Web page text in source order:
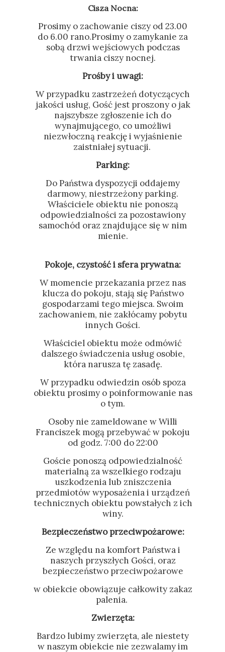
Cisza Nocna:
Prosimy o zachowanie ciszy od 23.00
do 6.00 rano.Prosimy o zamykanie za
sobą drzwi wejściowych podczas
trwania ciszy nocnej.
Prośby i uwagi:
W przypadku zastrzeżeń dotyczących
jakości usług, Gość jest proszony o jak
najszybsze zgłoszenie ich do
wynajmującego, co umożliwi
niezwłoczną reakcję i wyjaśnienie
zaistniałej sytuacji.
Parking:
Do Państwa dyspozycji oddajemy
darmowy, niestrzeżony parking.
Właściciele obiektu nie ponoszą
odpowiedzialności za pozostawiony
samochód oraz znajdujące się w nim
mienie.
Pokoje, czystość i sfera prywatna:
W momencie przekazania przez nas
klucza do pokoju, stają się Państwo
gospodarzami tego miejsca. Swoim
zachowaniem, nie zakłócamy pobytu
innych Gości.
Właściciel obiektu może odmówić
dalszego świadczenia usług osobie,
która narusza tę zasadę.
W przypadku odwiedzin osób spoza
obiektu prosimy o poinformowanie nas
o tym.
Osoby nie zameldowane w Willi
Franciszek mogą przebywać w pokoju
od godz. 7:00 do 22:00
Goście ponoszą odpowiedzialność
materialną za wszelkiego rodzaju
uszkodzenia lub zniszczenia
przedmiotów wyposażenia i urządzeń
technicznych obiektu powstałych z ich
winy.
Bezpieczeństwo przeciwpożarowe:
Ze względu na komfort Państwa i
naszych przyszłych Gości, oraz
bezpieczeństwo przeciwpożarowe
w obiekcie obowiązuje całkowity zakaz
palenia.
Zwierzęta:
Bardzo lubimy zwierzęta, ale niestety
w naszym obiekcie nie zezwalamy im